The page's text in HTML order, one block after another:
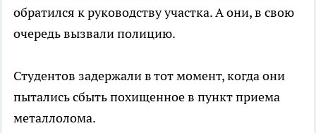
обратился к руководству участка. А они, в свою
очередь вызвали полицию.
Студентов задержали в тот момент, когда они
пытались сбыть похищенное в пункт приема
металлолома.